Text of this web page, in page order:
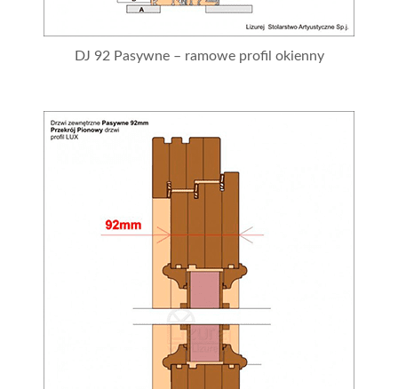
DJ 92 Pasywne – ramowe profil okienny